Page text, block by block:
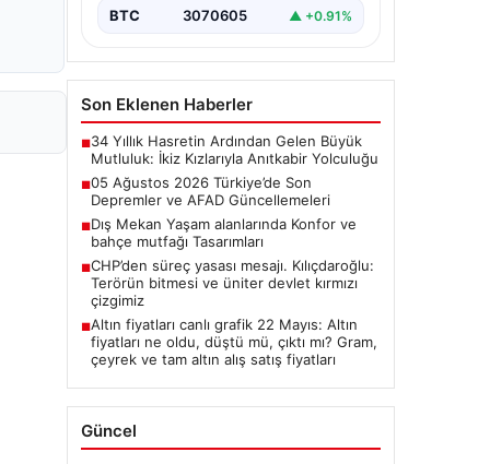
BTC 3070605 ▲ +0.91%
Son Eklenen Haberler
■34 Yıllık Hasretin Ardından Gelen Büyük
Mutluluk: İkiz Kızlarıyla Anıtkabir Yolculuğu
■05 Ağustos 2026 Türkiye’de Son
Depremler ve AFAD Güncellemeleri
■Dış Mekan Yaşam alanlarında Konfor ve
bahçe mutfağı Tasarımları
■CHP’den süreç yasası mesajı. Kılıçdaroğlu:
Terörün bitmesi ve üniter devlet kırmızı
çizgimiz
■Altın fiyatları canlı grafik 22 Mayıs: Altın
fiyatları ne oldu, düştü mü, çıktı mı? Gram,
çeyrek ve tam altın alış satış fiyatları
Güncel